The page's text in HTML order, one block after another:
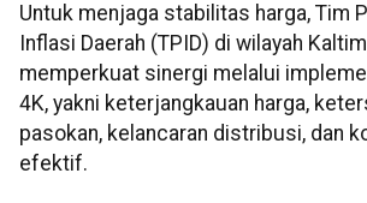
Untuk menjaga stabilitas harga, Tim
Inflasi Daerah (TPID) di wilayah
memperkuat sinergi melalui
4K, yakni keterjangkauan harga,
pasokan, kelancaran distribusi, dan
efektif.